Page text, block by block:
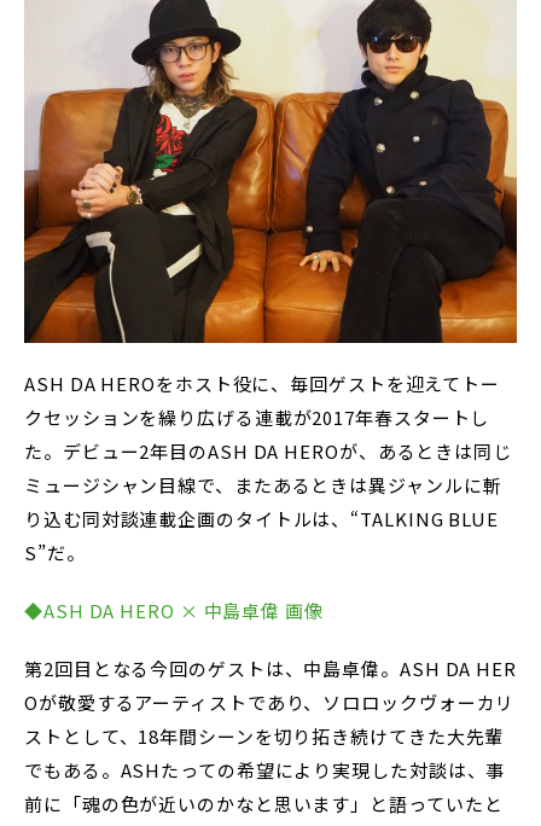
ASH DA HEROをホスト役に、毎回ゲストを迎えてトー
クセッションを繰り広げる連載が2017年春スタートし
た。デビュー2年目のASH DA HEROが、あるときは同じ
ミュージシャン目線で、またあるときは異ジャンルに斬
り込む同対談連載企画のタイトルは、“TALKING BLUE
S”だ。
◆ASH DA HERO × 中島卓偉 画像
第2回目となる今回のゲストは、中島卓偉。ASH DA HER
Oが敬愛するアーティストであり、ソロロックヴォーカリ
ストとして、18年間シーンを切り拓き続けてきた大先輩
でもある。ASHたっての希望により実現した対談は、事
前に「魂の色が近いのかなと思います」と語っていたと